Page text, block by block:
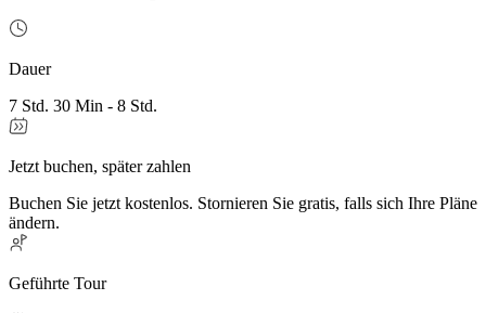
Dauer
7 Std. 30 Min - 8 Std.
Jetzt buchen, später zahlen
Buchen Sie jetzt kostenlos. Stornieren Sie gratis, falls sich Ihre Pläne
ändern.
Geführte Tour